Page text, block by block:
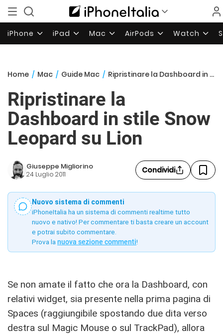
iPhone iPad Mac AirPods Watch
Home / Mac / Guide Mac / Ripristinare la Dashboard in stile Snow Leopard su Lion
Ripristinare la
Dashboard in stile Snow
Leopard su Lion
Giuseppe Migliorino
24 Luglio 2011 Condividi
Nuovo sistema di commenti
iPhoneItalia ha un sistema di commenti realtime tutto
nuovo e nativo! Per commentare ti basta creare un account
e potrai subito commentare.
Prova la nuova sezione commenti!
Se non amate il fatto che ora la Dashboard, con
relativi widget, sia presente nella prima pagina di
Spaces (raggiungibile spostando due dita verso
destra sul Magic Mouse o sul TrackPad), allora